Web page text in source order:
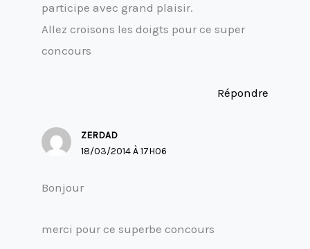
participe avec grand plaisir.
Allez croisons les doigts pour ce super
concours
Répondre
ZERDAD
18/03/2014 À 17H06
Bonjour
merci pour ce superbe concours